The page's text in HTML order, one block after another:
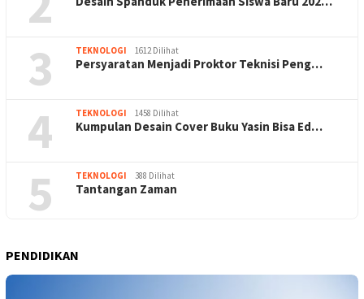
3 TEKNOLOGI 1612 Dilihat
Persyaratan Menjadi Proktor Teknisi Peng…
4 TEKNOLOGI 1458 Dilihat
Kumpulan Desain Cover Buku Yasin Bisa Ed…
5 TEKNOLOGI 388 Dilihat
Tantangan Zaman
PENDIDIKAN